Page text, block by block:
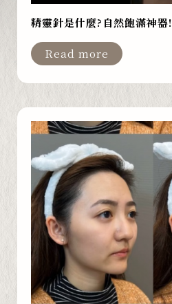
精靈針是什麼?自然飽滿神器!
Read more